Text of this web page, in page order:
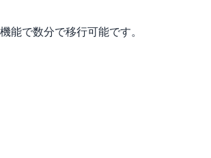
で数分で移行可能です。